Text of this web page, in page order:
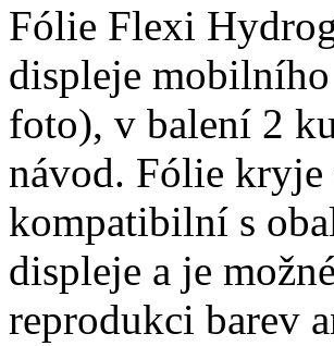
Fólie Flexi
displeje
foto), v balení 2
návod. Fólie
kompatibilní s
displeje a je
reprodukci barev